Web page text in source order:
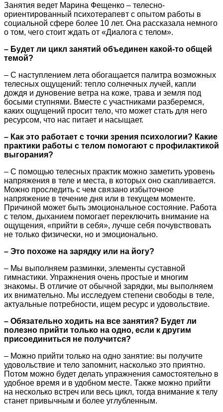
Занятия ведет Марина Фещенко – телесно-
ориентированный психотерапевт с опытом работы в
социальной сфере более 10 лет. Она рассказала немного
о том, чего стоит ждать от «Диалога с телом».
– Будет ли цикл занятий объединен какой-то общей
темой?
– С наступлением лета обогащается палитра возможных
телесных ощущений: тепло солнечных лучей, капли
дождя и дуновение ветра на коже, трава и земля под
босыми ступнями. Вместе с участниками разберемся,
каких ощущений просит тело, что может стать для него
ресурсом, что нас питает и насыщает.
– Как это работает с точки зрения психологии? Какие
практики работы с телом помогают с профилактикой
выгорания?
– С помощью телесных практик можно заметить уровень
напряжения в теле и места, в которых оно скапливается.
Можно проследить с чем связано избыточное
напряжение в течение дня или в текущем моменте.
Причиной может быть эмоциональное состояние. Работа
с телом, дыханием помогает переключить внимание на
ощущения, «прийти в себя», лучше себя почувствовать
не только физически, но и эмоционально.
– Это похоже на зарядку или на йогу?
– Мы выполняем разминки, элементы суставной
гимнастики. Упражнения очень простые и многим
знакомы. В отличие от обычной зарядки, мы выполняем
их внимательно. Мы исследуем степени свободы в теле,
актуальные потребности, ищем ресурс и удовольствие.
– Обязательно ходить на все занятия? Будет ли
полезно прийти только на одно, если к другим
присоединиться не получится?
– Можно прийти только на одно занятие: вы получите
удовольствие и тело запомнит, насколько это приятно.
Потом можно будет делать упражнения самостоятельно в
удобное время и в удобном месте. Также можно прийти
на несколько встреч или весь цикл, тогда внимание к телу
станет привычным и более углубленным.